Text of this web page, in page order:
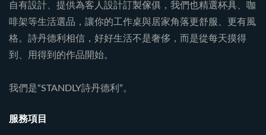
自有設計、提供為客人設計訂製傢俱，我們也精選杯具、咖
啡架等生活選品，讓你的工作桌與居家角落更舒服、更有風
格。詩丹德利相信，好好生活不是奢侈，而是從每天摸得
到、用得到的作品開始。
我們是“STANDLY詩丹德利”。
服務項目